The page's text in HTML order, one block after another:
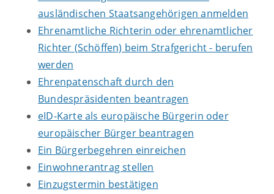
ausländischen Staatsangehörigen anmelden
Ehrenamtliche Richterin oder ehrenamtlicher
Richter (Schöffen) beim Strafgericht - berufen
werden
Ehrenpatenschaft durch den
Bundespräsidenten beantragen
eID-Karte als europäische Bürgerin oder
europäischer Bürger beantragen
Ein Bürgerbegehren einreichen
Einwohnerantrag stellen
Einzugstermin bestätigen